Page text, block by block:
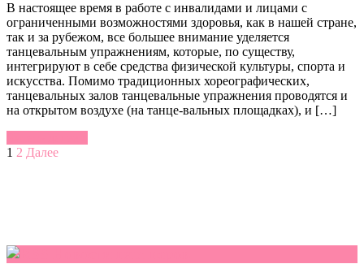
В настоящее время в работе с инвалидами и лицами с
ограниченными возможностями здоровья, как в нашей стране,
так и за рубежом, все большее внимание уделяется
танцевальным упражнениям, которые, по существу,
интегрируют в себе средства физической культуры, спорта и
искусства. Помимо традиционных хореографических,
танцевальных залов танцевальные упражнения проводятся и
на открытом воздухе (на танце-вальных площадках), и […]
Пагинация
1 2 Далее